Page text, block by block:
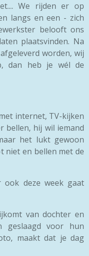
We rijden er op
langs en een - zich
belooft ons
plaatsvinden. Na
worden, wij
dan heb je wél de
internet, TV-kijken
bellen, hij wil iemand
het lukt gewoon
niet en bellen met de
ook deze week gaat
van dochter en
geslaagd voor hun
maakt dat je dag